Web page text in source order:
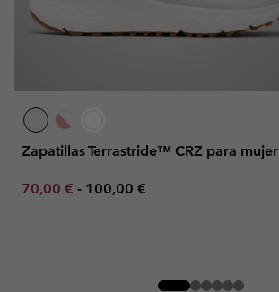
Zapatillas Terrastride™ CRZ para mujer
Minimum sale price:
70,00 € - Maximum price:
100,00 €